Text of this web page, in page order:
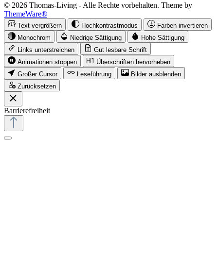
© 2026 Thomas-Living - Alle Rechte vorbehalten. Theme by
ThemeWare®
Text vergrößern Hochkontrastmodus
Farben invertieren
Monochrom
Niedrige Sättigung
Hohe Sättigung
Links unterstreichen
Gut lesbare Schrift
Animationen stoppen
Überschriften hervorheben
Großer Cursor
Leseführung
Bilder ausblenden
Zurücksetzen
Barrierefreiheit